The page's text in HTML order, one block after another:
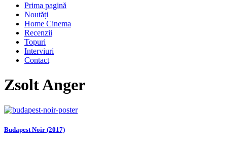
Prima pagină
Noutăți
Home Cinema
Recenzii
Topuri
Interviuri
Contact
Zsolt Anger
Budapest Noir (2017)